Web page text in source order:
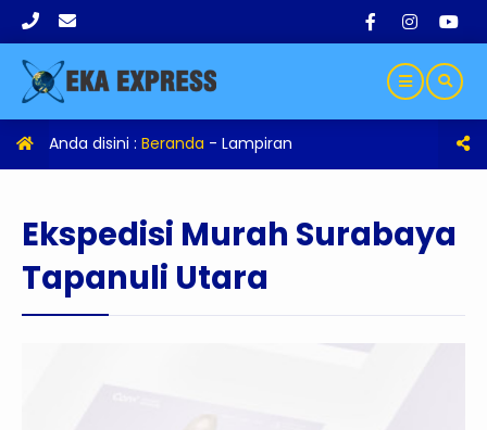
Anda disini : Beranda - Lampiran
Ekspedisi Murah Surabaya
Tapanuli Utara